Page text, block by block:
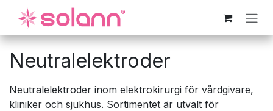
Hoppa till innehåll
Neutralelektroder
Neutralelektroder inom elektrokirurgi för vårdgivare,
kliniker och sjukhus. Sortimentet är utvalt för